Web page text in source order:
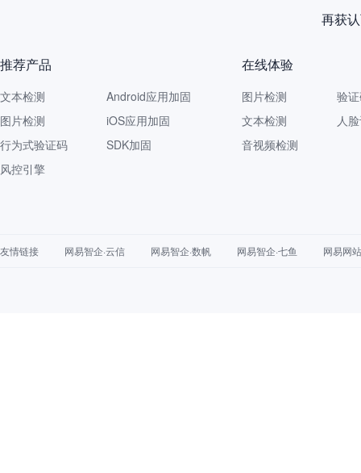
再获
推荐产品
文本检测
图片检测
行为式验证码
风控引擎
Android应用加固
iOS应用加固
SDK加固
在线体验
图片检测
文本检测
音视频检测
验
人
友情链接 网易智企·云信 网易智企·数帆 网易智企·七鱼 网易网